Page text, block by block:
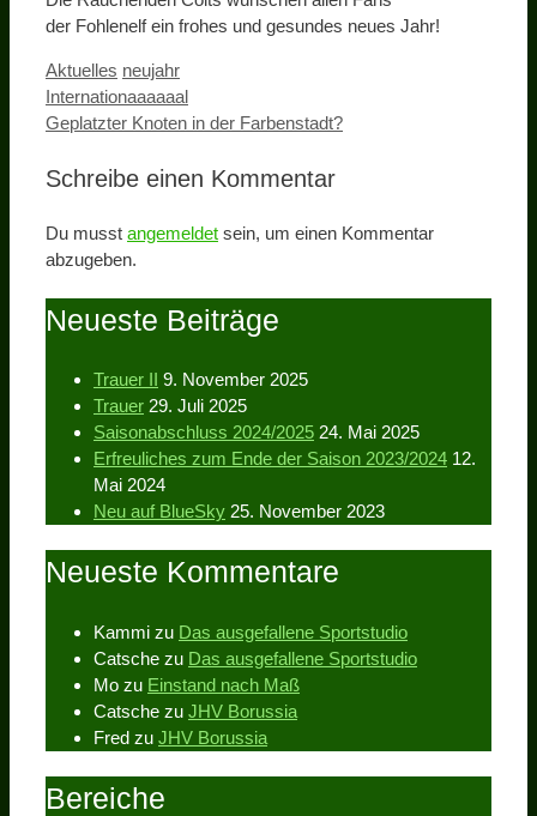
der Fohlenelf ein frohes und gesundes neues Jahr!
Kategorien
Aktuelles Schlagwörter
neujahr
Internationaaaaaal
Geplatzter Knoten in der Farbenstadt?
Schreibe einen Kommentar
Du musst angemeldet sein, um einen Kommentar
abzugeben.
Neueste Beiträge
Trauer II 9. November 2025
Trauer 29. Juli 2025
Saisonabschluss 2024/2025 24. Mai 2025
Erfreuliches zum Ende der Saison 2023/2024 12.
Mai 2024
Neu auf BlueSky 25. November 2023
Neueste Kommentare
Kammi zu Das ausgefallene Sportstudio
Catsche zu Das ausgefallene Sportstudio
Mo zu Einstand nach Maß
Catsche zu JHV Borussia
Fred zu JHV Borussia
Bereiche